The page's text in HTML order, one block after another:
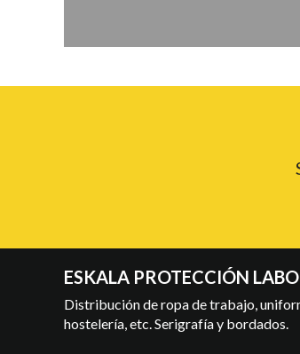
ESKALA PROTECCIÓN
Distribución de ropa de trabajo,
hostelería, etc. Serigrafía y bordados.